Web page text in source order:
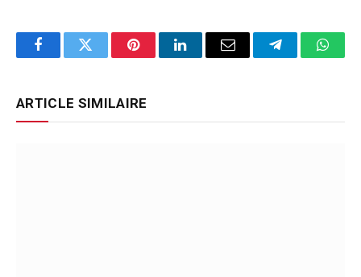
FacebookTwitter PinterestLinkedInEmail Telegram
ARTICLE SIMILAIRE